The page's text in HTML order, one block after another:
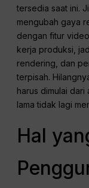
tersedia saat ini.
mengubah gaya
dengan fitur
kerja produksi,
rendering, dan
terpisah.
harus dimulai
lama tidak lagi
Hal